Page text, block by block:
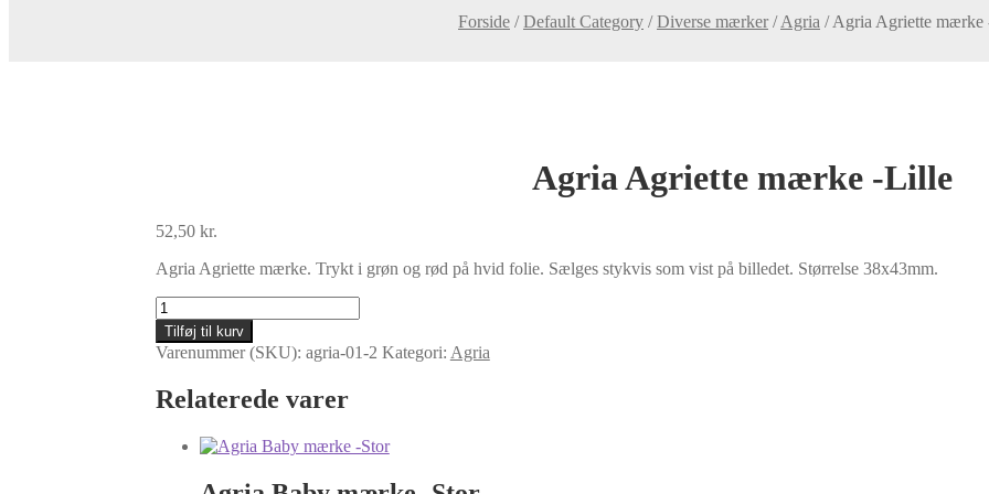
Forside /Default Category /Diverse mærker /Agria /Agria Agriette
Agria Agriette mærke -Lille
52,50 kr.
Agria Agriette mærke. Trykt i grøn og rød på hvid folie. Sælges stykvis som vist på billedet. Størrelse 38x43mm.
Agria
Agriette
mærke
antal
Tilføj til kurv
Varenummer (SKU): agria-01-2 Kategori: Agria
Relaterede varer